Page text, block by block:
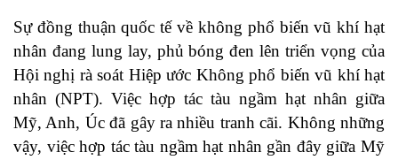
Sự đồng thuận quốc tế về không phổ biến vũ khí hạt
nhân đang lung lay, phủ bóng đen lên triển vọng của
Hội nghị rà soát Hiệp ước Không phổ biến vũ khí hạt
nhân (NPT). Việc hợp tác tàu ngầm hạt nhân giữa
Mỹ, Anh, Úc đã gây ra nhiều tranh cãi. Không những
vậy, việc hợp tác tàu ngầm hạt nhân gần đây giữa Mỹ